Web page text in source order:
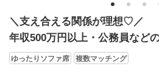
1 2 3
＼支え合える関係が理想♡／
年収500万円以上・公務員など
ゆったりソファ席 複数マッチング